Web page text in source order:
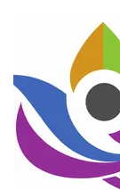
(druk
enter)